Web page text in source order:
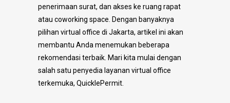
penerimaan surat, dan akses ke ruang rapat
atau coworking space. Dengan banyaknya
pilihan virtual office di Jakarta, artikel ini akan
membantu Anda menemukan beberapa
rekomendasi terbaik. Mari kita mulai dengan
salah satu penyedia layanan virtual office
terkemuka, QuicklePermit.